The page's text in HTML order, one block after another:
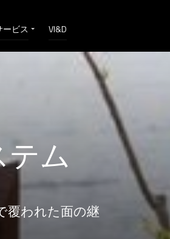
ビス VI&D
ム
覆われた面の継